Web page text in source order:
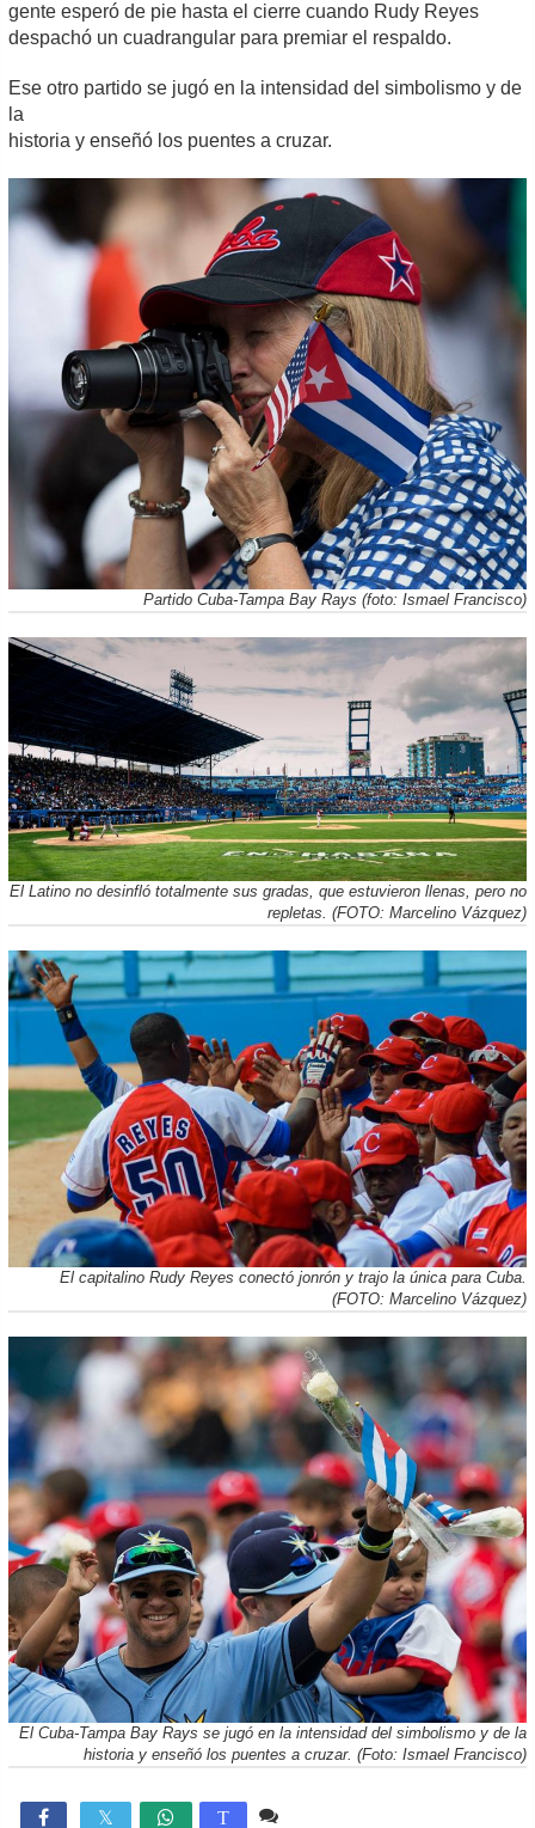
gente esperó de pie hasta el cierre cuando Rudy Reyes
despachó un cuadrangular para premiar el respaldo.
Ese otro partido se jugó en la intensidad del simbolismo y de
la
historia y enseñó los puentes a cruzar.
Partido Cuba-Tampa Bay Rays (foto: Ismael Francisco)
El Latino no desinfló totalmente sus gradas, que estuvieron llenas, pero no
repletas. (FOTO: Marcelino Vázquez)
El capitalino Rudy Reyes conectó jonrón y trajo la única para Cuba.
(FOTO: Marcelino Vázquez)
El Cuba-Tampa Bay Rays se jugó en la intensidad del simbolismo y de la
historia y enseñó los puentes a cruzar. (Foto: Ismael Francisco)
 T